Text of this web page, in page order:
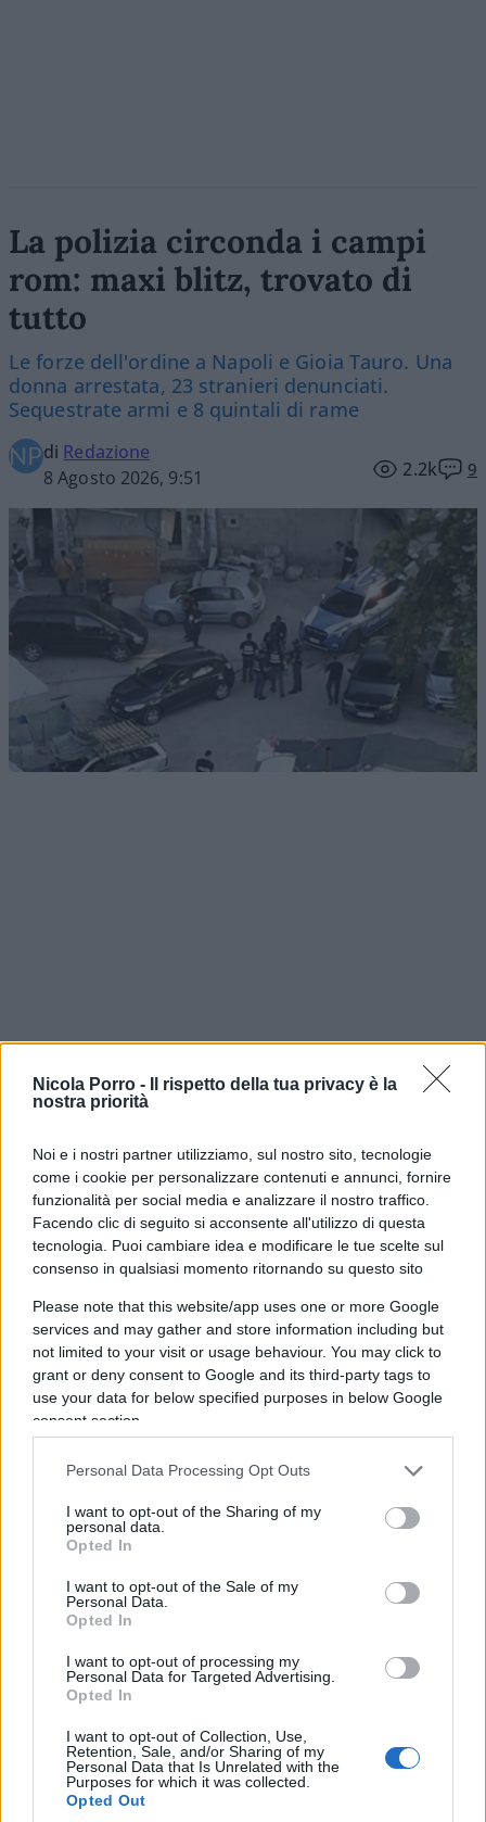
Nicola Porro -
Il rispetto della tua privacy è la
nostra priorità
Noi e i nostri partner utilizziamo, sul nostro sito, tecnologie
come i cookie per personalizzare contenuti e annunci, fornire
funzionalità per social media e analizzare il nostro traffico.
Facendo clic di seguito si acconsente all'utilizzo di questa
tecnologia. Puoi cambiare idea e modificare le tue scelte sul
consenso in qualsiasi momento ritornando su questo sito
Please note that this website/app uses one or more Google
services and may gather and store information including but
not limited to your visit or usage behaviour. You may click to
grant or deny consent to Google and its third-party tags to
use your data for below specified purposes in below Google
consent section.
Personal Data Processing Opt Outs
I want to opt-out of the Sharing of my
personal data.
Opted In
I want to opt-out of the Sale of my
Personal Data.
Opted In
I want to opt-out of processing my
Personal Data for Targeted Advertising.
Opted In
I want to opt-out of Collection, Use,
Retention, Sale, and/or Sharing of my
Personal Data that Is Unrelated with the
Purposes for which it was collected.
Opted Out
La polizia circonda i campi
rom: maxi blitz, trovato di
tutto
Le forze dell'ordine a Napoli e Gioia Tauro. Una
donna arrestata, 23 stranieri denunciati.
Sequestrate armi e 8 quintali di rame
di Redazione
8 Agosto 2026, 9:51
2.2k 9
centinaia di persone identificate e otto quintali di
cavi di rame sequestrati. È il bilancio
dell’operazione straordinaria condotta dalla
Polizia di Statonel campo nomadi di
Poggioreale,a Napoli, e nelRione Ciambradi
Gioia Tauro.
L’intervento più rilevante è stato effettuato a
Napoli. Nel campo di Poggioreale gli agenti hanno
arrestato una cittadina rumena, accusata di
ricettazione, resistenza a pubblico ufficiale e furto
aggravato di energia elettrica. Durante i controlli è
stata infatti recuperata anche una pistola calibro 9